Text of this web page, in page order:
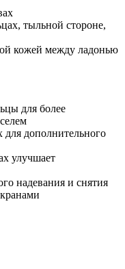
тыльной стороне,
кожей между ладонью
для более
для дополнительного
улучшает
надевания и снятия